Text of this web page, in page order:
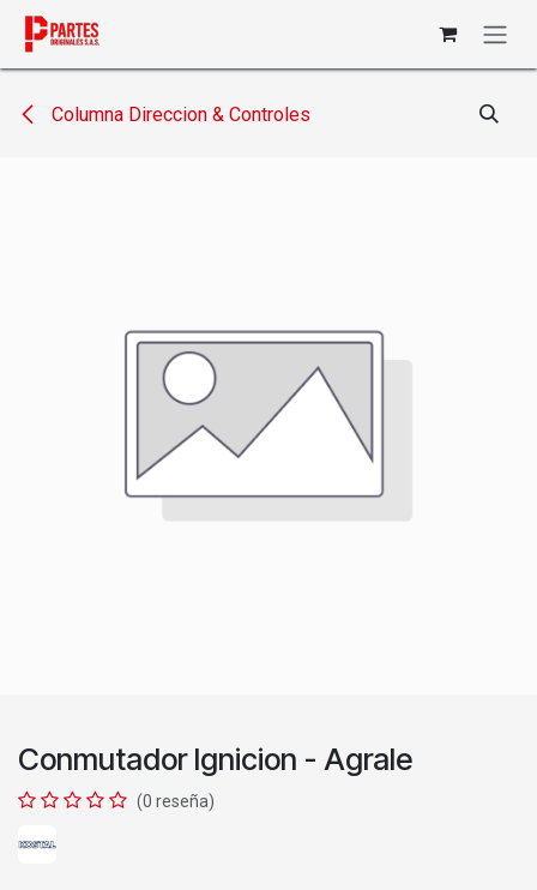
Ir al contenido
Columna Direccion & Controles
Conmutador Ignicion - Agrale
(0 reseña)